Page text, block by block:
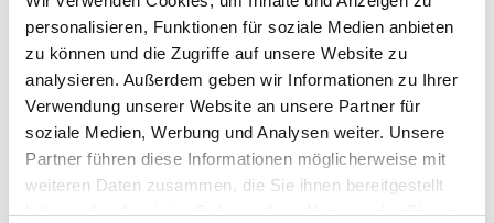
personalisieren, Funktionen für soziale Medien anbieten
zu können und die Zugriffe auf unsere Website zu
analysieren. Außerdem geben wir Informationen zu Ihrer
Verwendung unserer Website an unsere Partner für
soziale Medien, Werbung und Analysen weiter. Unsere
Partner führen diese Informationen möglicherweise mit
weiteren Daten zusammen, die Sie ihnen bereitgestellt
haben oder die sie im Rahmen Ihrer Nutzung der Dienste
Gebinde
Umrechnungsfaktoren